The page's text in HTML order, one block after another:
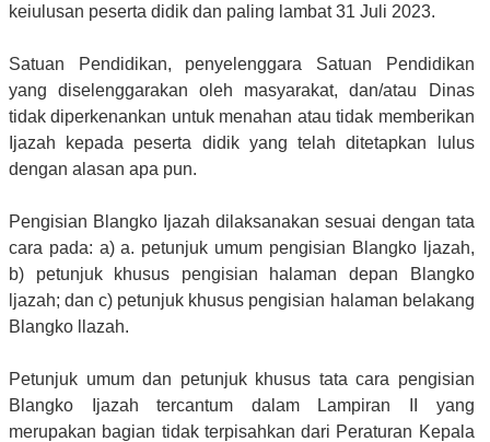
keiulusan peserta didik dan paling lambat 31 Juli 2023.
Satuan Pendidikan, penyelenggara Satuan Pendidikan
yang diselenggarakan oleh masyarakat, dan/atau Dinas
tidak diperkenankan untuk menahan atau tidak memberikan
Ijazah kepada peserta didik yang telah ditetapkan lulus
dengan alasan apa pun.
Pengisian Blangko Ijazah dilaksanakan sesuai dengan tata
cara pada: a) a. petunjuk umum pengisian Blangko ljazah,
b) petunjuk khusus pengisian halaman depan Blangko
ljazah; dan c) petunjuk khusus pengisian halaman belakang
Blangko llazah.
Petunjuk umum dan petunjuk khusus tata cara pengisian
Blangko Ijazah tercantum dalam Lampiran II yang
merupakan bagian tidak terpisahkan dari Peraturan Kepala